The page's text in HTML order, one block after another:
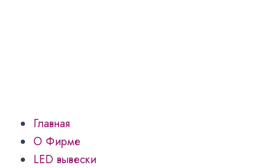
Главная
О Фирме
LED вывески